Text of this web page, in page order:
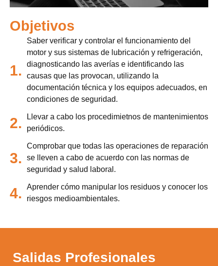
Objetivos
1.
Saber verificar y controlar el funcionamiento del
motor y sus sistemas de lubricación y refrigeración,
diagnosticando las averías e identificando las
causas que las provocan, utilizando la
documentación técnica y los equipos adecuados, en
condiciones de seguridad.
2.
Llevar a cabo los procedimietnos de mantenimientos
periódicos.
3.
Comprobar que todas las operaciones de reparación
se lleven a cabo de acuerdo con las normas de
seguridad y salud laboral.
4.
Aprender cómo manipular los residuos y conocer los
riesgos medioambientales.
Salidas Profesionales